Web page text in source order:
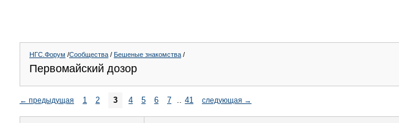
НГС.Форум /Сообщества / Бешеные знакомства /
Первомайский дозор
← предыдущая 1 2 3 4 5 6 7 .. 41 следующая →